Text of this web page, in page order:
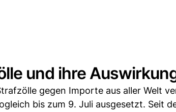
und ihre
gegen Importe aus aller Welt
bis zum 9. Juli ausgesetzt. Seit